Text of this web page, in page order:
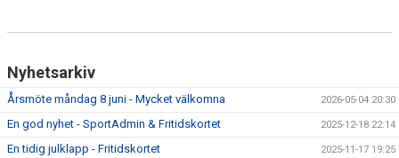
Nyhetsarkiv
Årsmöte måndag 8 juni - Mycket välkomna 2026-05-04 20:30
En god nyhet - SportAdmin & Fritidskortet 2025-12-18 22:14
En tidig julklapp - Fritidskortet 2025-11-17 19:25